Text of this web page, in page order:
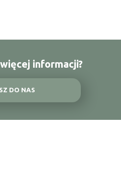
informacji?
DO NAS